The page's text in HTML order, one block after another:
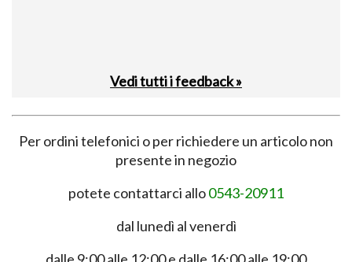
Vedi tutti i feedback »
Per ordini telefonici o per richiedere un articolo non
presente in negozio
potete contattarci allo0543-20911
dal lunedì al venerdì